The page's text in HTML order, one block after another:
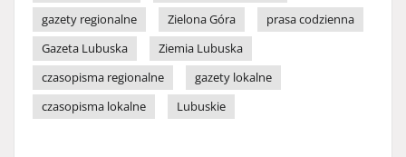
gazety regionalne
Zielona Góra
prasa codzienna
Gazeta Lubuska
Ziemia Lubuska
czasopisma regionalne
gazety lokalne
czasopisma lokalne
Lubuskie